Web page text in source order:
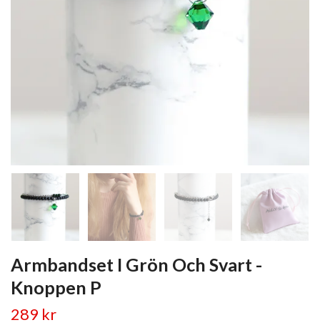
Armbandset I Grön Och Svart -
Knoppen P
289 kr